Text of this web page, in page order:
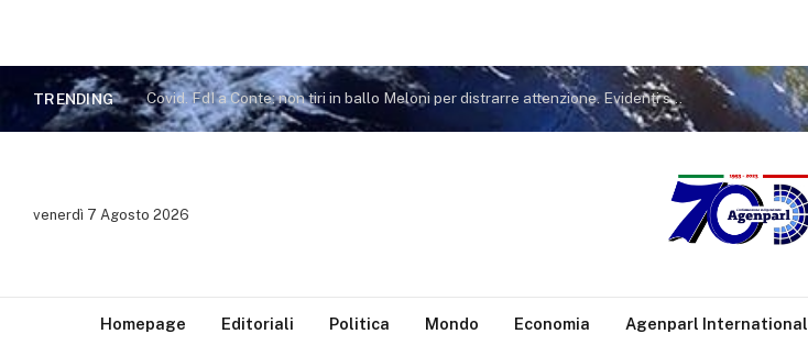
TRENDING Covid. FdI a Conte: non tiri in ballo Meloni per distrarre attenzione. Evidenti sue responsabilità nella gestione pandemia
venerdì 7 Agosto 2026
Homepage Editoriali Politica Mondo Economia Agenparl International